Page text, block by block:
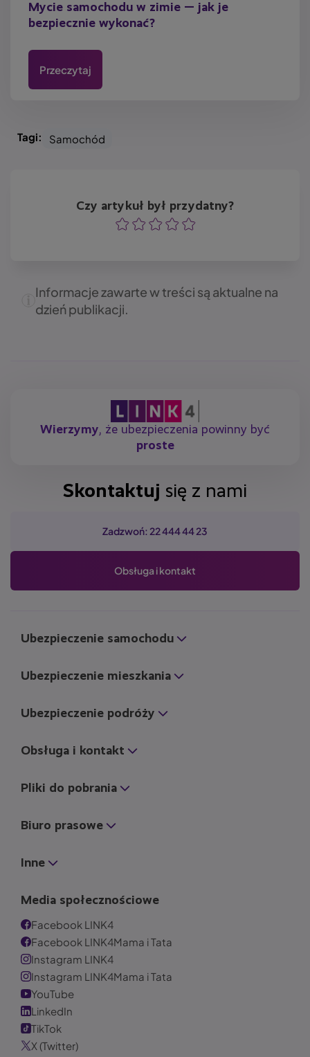
Mycie samochodu w zimie — jak je
bezpiecznie wykonać?
Przeczytaj
Tagi: Samochód
Czy artykuł był przydatny?
OcenaOcenaOcena
OcenaOcena
Informacje zawarte w treści są aktualne na
dzień publikacji.
Wierzymy, że ubezpieczenia powinny być
proste
Skontaktuj się z nami
Zadzwoń: 22 444 44 23
Obsługa i kontakt
Ubezpieczenie samochodu
Ubezpieczenie mieszkania
Ubezpieczenie podróży
Obsługa i kontakt
Pliki do pobrania
Biuro prasowe
Inne
Media społecznościowe
Facebook LINK4
Facebook LINK4Mama i Tata
Instagram LINK4
Instagram LINK4Mama i Tata
YouTube
LinkedIn
TikTok
X (Twitter)